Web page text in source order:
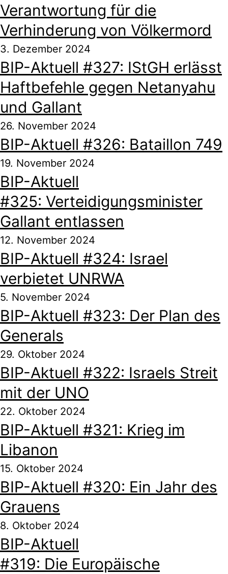
Verantwortung für die
Verhinderung von Völkermord
3. Dezember 2024
BIP-Aktuell #327: IStGH erlässt
Haftbefehle gegen Netanyahu
und Gallant
26. November 2024
BIP-Aktuell #326: Bataillon 749
19. November 2024
BIP-Aktuell
#325: Verteidigungsminister
Gallant entlassen
12. November 2024
BIP-Aktuell #324: Israel
verbietet UNRWA
5. November 2024
BIP-Aktuell #323: Der Plan des
Generals
29. Oktober 2024
BIP-Aktuell #322: Israels Streit
mit der UNO
22. Oktober 2024
BIP-Aktuell #321: Krieg im
Libanon
15. Oktober 2024
BIP-Aktuell #320: Ein Jahr des
Grauens
8. Oktober 2024
BIP-Aktuell
#319: Die Europäische